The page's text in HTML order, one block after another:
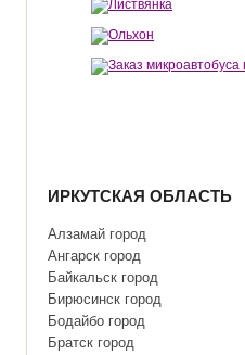
ИРКУТСКАЯ ОБЛАСТЬ
Алзамай город
Ангарск город
Байкальск город
Бирюсинск город
Бодайбо город
Братск город